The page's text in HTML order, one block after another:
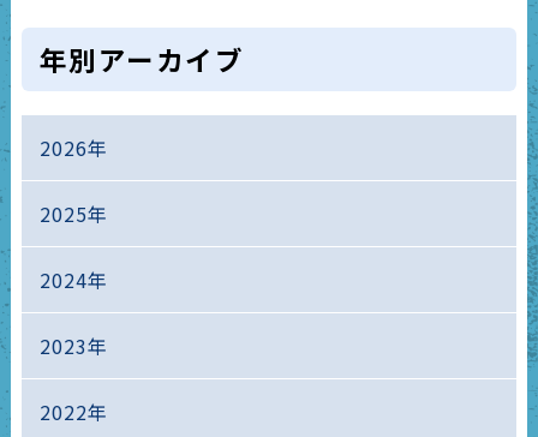
年別アーカイブ
2026年
2025年
2024年
2023年
2022年